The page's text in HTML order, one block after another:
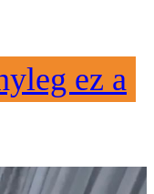
ez a